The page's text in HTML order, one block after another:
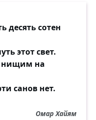
десять сотен
этот свет.
нищим на
санов нет.
Омар Хайям